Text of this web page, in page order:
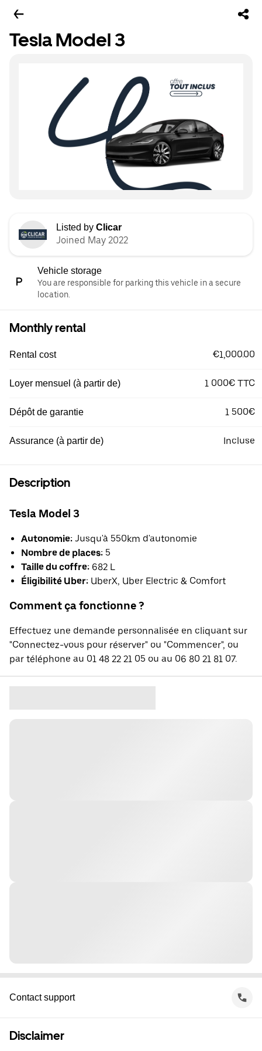
Tesla Model 3
Listed by Clicar
Joined May 2022
Vehicle storage
You are responsible for parking this vehicle in a secure
location.
Monthly rental
Rental cost €1,000.00
Loyer mensuel (à partir de) 1 000€ TTC
Dépôt de garantie 1 500€
Assurance (à partir de) Incluse
Description
Tesla Model 3
Autonomie: Jusqu'à 550km d'autonomie
Nombre de places: 5
Taille du coffre: 682 L
Éligibilité Uber: UberX, Uber Electric & Comfort
Comment ça fonctionne ?
Effectuez une demande personnalisée en cliquant sur
"Connectez-vous pour réserver" ou "Commencer", ou
par téléphone au 01 48 22 21 05 ou au 06 80 21 81 07.
Contact support
Disclaimer